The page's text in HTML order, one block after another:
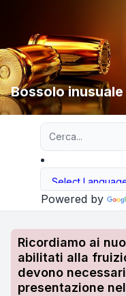
Bossolo inusuale
Powered by
Ricordiamo ai
abilitati alla
devono
presentazione